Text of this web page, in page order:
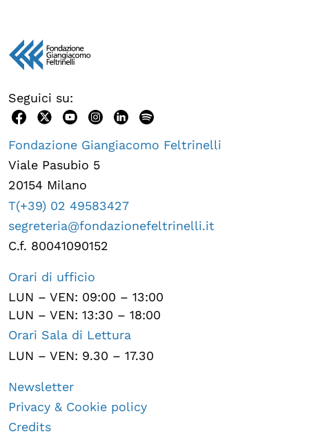
Seguici su:
Fondazione Giangiacomo Feltrinelli
Viale Pasubio 5
20154 Milano
T(+39) 02 49583427
segreteria@fondazionefeltrinelli.it
C.f. 80041090152
Orari di ufficio
LUN – VEN: 09:00 – 13:00
LUN – VEN: 13:30 – 18:00
Orari Sala di Lettura
LUN – VEN: 9.30 – 17.30
Newsletter
Privacy & Cookie policy
Credits